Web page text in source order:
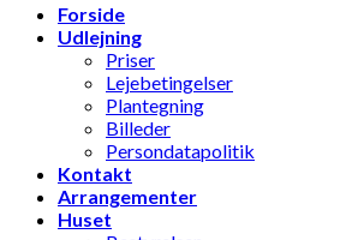
Forside
Udlejning
Priser
Lejebetingelser
Plantegning
Billeder
Persondatapolitik
Kontakt
Arrangementer
Huset